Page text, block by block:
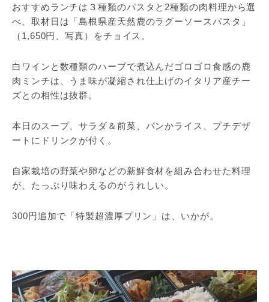
おすすめランチは３種類のパスタと2種類の肉料理から選
べ、取材日は「島根県産天然鹿のラグーソースパスタ」
（1,650円、写真）をチョイス。
白ワインと数種類のハーブで煮込んだゴロゴロ食感の鹿
肉ミンチは、うま味が凝縮され仕上げのイタリア産チー
ズとの相性は抜群。
本日のスープ、サラダ＆前菜、パンかライス、プチデザ
ートにドリンクが付く。
自家栽培の野菜や卵などの新鮮食材を組み合わせた料理
が、たっぷり味わえるのがうれしい。
300円追加で「特製超濃厚プリン」は、いかが。